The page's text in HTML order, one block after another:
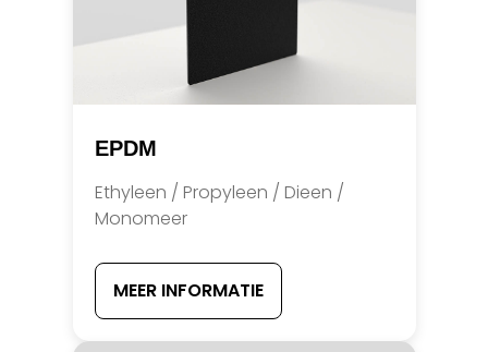
EPDM
Ethyleen / Propyleen / Dieen /
Monomeer
MEER INFORMATIE